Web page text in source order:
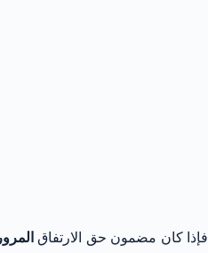
فإذا كان مضمون حق الارتفاق